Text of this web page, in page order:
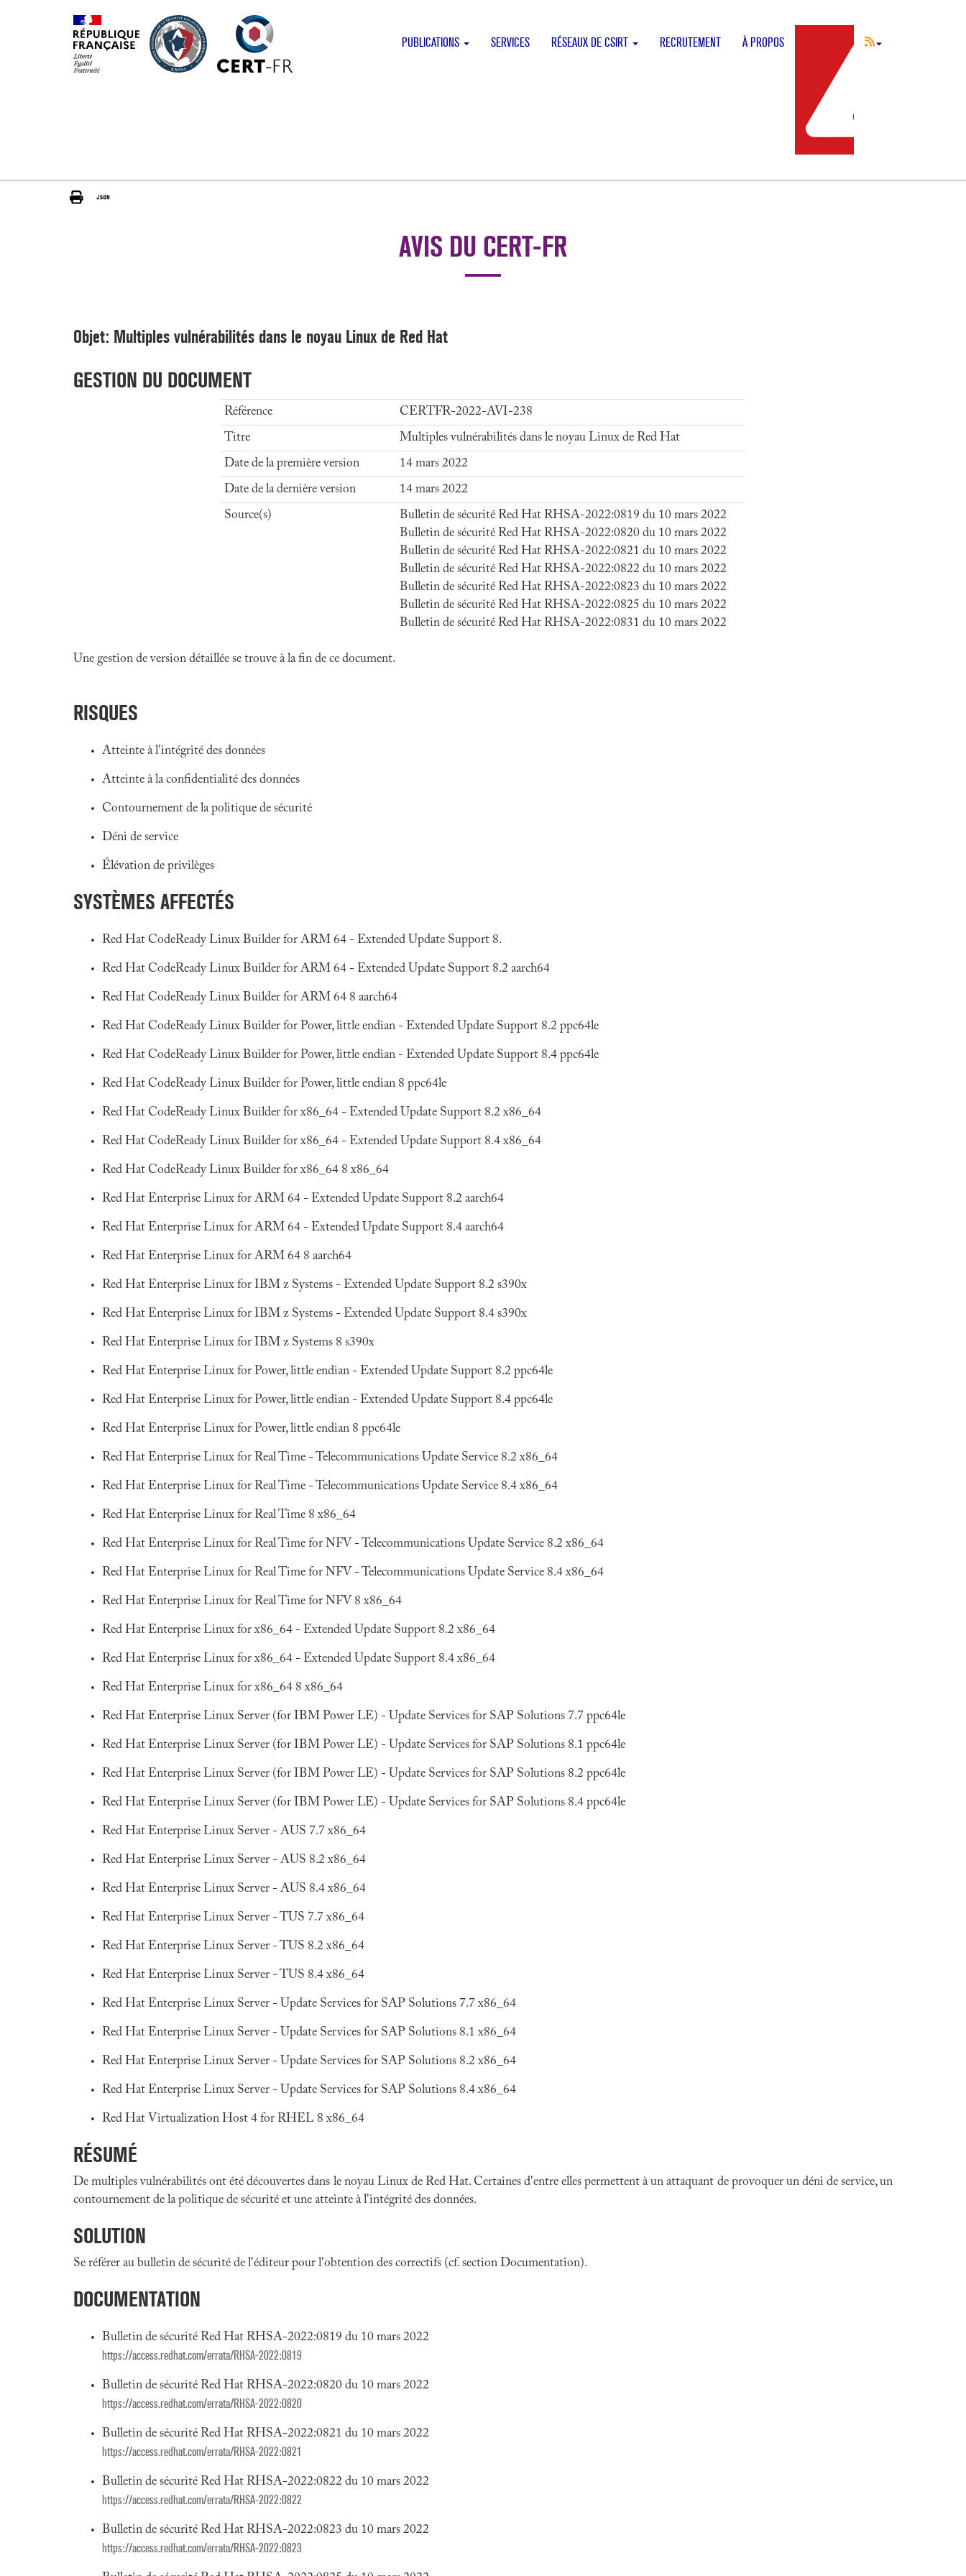
PUBLICATIONS SERVICES RÉSEAUX DE CSIRT RECRUTEMENT À PROPOS
AVIS DU CERT-FR
Objet: Multiples vulnérabilités dans le noyau Linux de Red Hat
GESTION DU DOCUMENT
Référence
CERTFR-2022-AVI-238
Titre
Multiples vulnérabilités dans le noyau Linux de Red Hat
Date de la première version
14 mars 2022
Date de la dernière version
14 mars 2022
Source(s)
Bulletin de sécurité Red Hat RHSA-2022:0819 du 10 mars 2022
Bulletin de sécurité Red Hat RHSA-2022:0820 du 10 mars 2022
Bulletin de sécurité Red Hat RHSA-2022:0821 du 10 mars 2022
Bulletin de sécurité Red Hat RHSA-2022:0822 du 10 mars 2022
Bulletin de sécurité Red Hat RHSA-2022:0823 du 10 mars 2022
Bulletin de sécurité Red Hat RHSA-2022:0825 du 10 mars 2022
Bulletin de sécurité Red Hat RHSA-2022:0831 du 10 mars 2022
Une gestion de version détaillée se trouve à la fin de ce document.
RISQUES
Atteinte à l'intégrité des données
Atteinte à la confidentialité des données
Contournement de la politique de sécurité
Déni de service
Élévation de privilèges
SYSTÈMES AFFECTÉS
Red Hat CodeReady Linux Builder for ARM 64 - Extended Update Support 8.
Red Hat CodeReady Linux Builder for ARM 64 - Extended Update Support 8.2 aarch64
Red Hat CodeReady Linux Builder for ARM 64 8 aarch64
Red Hat CodeReady Linux Builder for Power, little endian - Extended Update Support 8.2 ppc64le
Red Hat CodeReady Linux Builder for Power, little endian - Extended Update Support 8.4 ppc64le
Red Hat CodeReady Linux Builder for Power, little endian 8 ppc64le
Red Hat CodeReady Linux Builder for x86_64 - Extended Update Support 8.2 x86_64
Red Hat CodeReady Linux Builder for x86_64 - Extended Update Support 8.4 x86_64
Red Hat CodeReady Linux Builder for x86_64 8 x86_64
Red Hat Enterprise Linux for ARM 64 - Extended Update Support 8.2 aarch64
Red Hat Enterprise Linux for ARM 64 - Extended Update Support 8.4 aarch64
Red Hat Enterprise Linux for ARM 64 8 aarch64
Red Hat Enterprise Linux for IBM z Systems - Extended Update Support 8.2 s390x
Red Hat Enterprise Linux for IBM z Systems - Extended Update Support 8.4 s390x
Red Hat Enterprise Linux for IBM z Systems 8 s390x
Red Hat Enterprise Linux for Power, little endian - Extended Update Support 8.2 ppc64le
Red Hat Enterprise Linux for Power, little endian - Extended Update Support 8.4 ppc64le
Red Hat Enterprise Linux for Power, little endian 8 ppc64le
Red Hat Enterprise Linux for Real Time - Telecommunications Update Service 8.2 x86_64
Red Hat Enterprise Linux for Real Time - Telecommunications Update Service 8.4 x86_64
Red Hat Enterprise Linux for Real Time 8 x86_64
Red Hat Enterprise Linux for Real Time for NFV - Telecommunications Update Service 8.2 x86_64
Red Hat Enterprise Linux for Real Time for NFV - Telecommunications Update Service 8.4 x86_64
Red Hat Enterprise Linux for Real Time for NFV 8 x86_64
Red Hat Enterprise Linux for x86_64 - Extended Update Support 8.2 x86_64
Red Hat Enterprise Linux for x86_64 - Extended Update Support 8.4 x86_64
Red Hat Enterprise Linux for x86_64 8 x86_64
Red Hat Enterprise Linux Server (for IBM Power LE) - Update Services for SAP Solutions 7.7 ppc64le
Red Hat Enterprise Linux Server (for IBM Power LE) - Update Services for SAP Solutions 8.1 ppc64le
Red Hat Enterprise Linux Server (for IBM Power LE) - Update Services for SAP Solutions 8.2 ppc64le
Red Hat Enterprise Linux Server (for IBM Power LE) - Update Services for SAP Solutions 8.4 ppc64le
Red Hat Enterprise Linux Server - AUS 7.7 x86_64
Red Hat Enterprise Linux Server - AUS 8.2 x86_64
Red Hat Enterprise Linux Server - AUS 8.4 x86_64
Red Hat Enterprise Linux Server - TUS 7.7 x86_64
Red Hat Enterprise Linux Server - TUS 8.2 x86_64
Red Hat Enterprise Linux Server - TUS 8.4 x86_64
Red Hat Enterprise Linux Server - Update Services for SAP Solutions 7.7 x86_64
Red Hat Enterprise Linux Server - Update Services for SAP Solutions 8.1 x86_64
Red Hat Enterprise Linux Server - Update Services for SAP Solutions 8.2 x86_64
Red Hat Enterprise Linux Server - Update Services for SAP Solutions 8.4 x86_64
Red Hat Virtualization Host 4 for RHEL 8 x86_64
RÉSUMÉ
De multiples vulnérabilités ont été découvertes dans le noyau Linux de Red Hat. Certaines d'entre elles permettent à un attaquant de provoquer un déni de service, un
contournement de la politique de sécurité et une atteinte à l'intégrité des données.
SOLUTION
Se référer au bulletin de sécurité de l'éditeur pour l'obtention des correctifs (cf. section Documentation).
DOCUMENTATION
Bulletin de sécurité Red Hat RHSA-2022:0819 du 10 mars 2022
https://access.redhat.com/errata/RHSA-2022:0819
Bulletin de sécurité Red Hat RHSA-2022:0820 du 10 mars 2022
https://access.redhat.com/errata/RHSA-2022:0820
Bulletin de sécurité Red Hat RHSA-2022:0821 du 10 mars 2022
https://access.redhat.com/errata/RHSA-2022:0821
Bulletin de sécurité Red Hat RHSA-2022:0822 du 10 mars 2022
https://access.redhat.com/errata/RHSA-2022:0822
Bulletin de sécurité Red Hat RHSA-2022:0823 du 10 mars 2022
https://access.redhat.com/errata/RHSA-2022:0823